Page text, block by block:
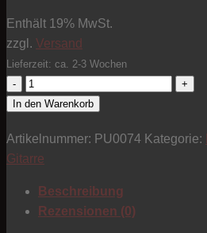
Enthält 19% MwSt.
zzgl. Versand
Lieferzeit: ca. 2-3 Wochen
MGH-
5
Defender
-
Position
black/blue
In den Warenkorb
Artikelnummer: PU0074 Kategorie:
Gitarre
Beschreibung
Rezensionen (0)